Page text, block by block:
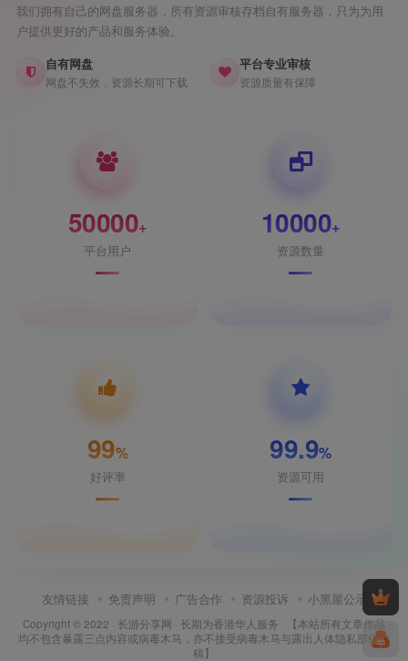
我们拥有自己的网盘服务器，所有资源审核存档自有服务器，只为为用
户提供更好的产品和服务体验。
自有网盘
网盘不失效，资源长期可下载
平台专业审核
资源质量有保障
50000+
平台用户
10000+
资源数量
99%
好评率
99.9%
资源可用
友情链接 免责声明 广告合作 资源投诉 小黑屋公示
Copyright © 2022 · 长游分享网 · 长期为香港华人服务 · 【本站所有文章作品
均不包含暴露三点内容或病毒木马，亦不接受病毒木马与露出人体隐私部位投
稿】